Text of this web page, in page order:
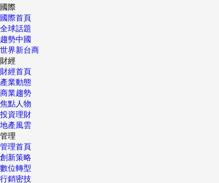
國際
國際首頁
全球話題
趨勢中國
世界新台商
財經
財經首頁
產業動態
商業趨勢
焦點人物
投資理財
地產風雲
管理
管理首頁
創新策略
數位轉型
行銷密技